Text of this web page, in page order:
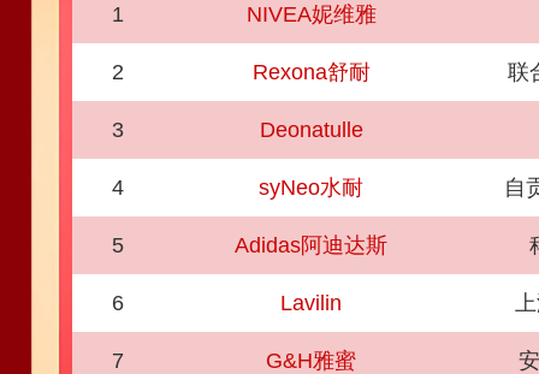
1 NIVEA妮维雅
2 Rexona舒耐 联
3 Deonatulle
4 syNeo水耐 自
5 Adidas阿迪达斯
6 Lavilin
7 G&H雅蜜